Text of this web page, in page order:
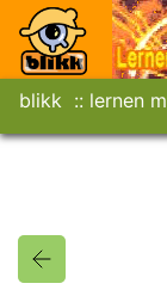
blikk lernen